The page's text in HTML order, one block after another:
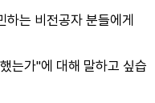
는 비전공자 분들에게
는가"에 대해 말하고 싶습